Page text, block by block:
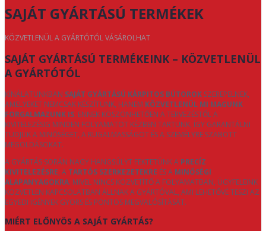
SAJÁT GYÁRTÁSÚ TERMÉKEK
KÖZVETLENÜL A GYÁRTÓTÓL VÁSÁROLHAT
SAJÁT GYÁRTÁSÚ TERMÉKEINK – KÖZVETLENÜL
A GYÁRTÓTÓL
KÍNÁLATUNKBAN SAJÁT GYÁRTÁSÚ KÁRPITOS BÚTOROK SZEREPELNEK,
AMELYEKET NEMCSAK KÉSZÍTÜNK, HANEM KÖZVETLENÜL MI MAGUNK
FORGALMAZUNK IS. ENNEK KÖSZÖNHETŐEN A TERVEZÉSTŐL A
KIVITELEZÉSIG MINDEN FOLYAMATOT KÉZBEN TARTUNK, ÍGY GARANTÁLNI
TUDJUK A MINŐSÉGET, A RUGALMASSÁGOT ÉS A SZEMÉLYRE SZABOTT
MEGOLDÁSOKAT.
A GYÁRTÁS SORÁN NAGY HANGSÚLYT FEKTETÜNK A PRECÍZ
KIVITELEZÉSRE, A TARTÓS SZERKEZETEKRE ÉS A MINŐSÉGI
ALAPANYAGOKRA. MIVEL NINCS KÖZVETÍTŐ A FOLYAMATBAN, ÜGYFELEINK
KÖZVETLEN KAPCSOLATBAN ÁLLNAK A GYÁRTÓVAL, AMI LEHETŐVÉ TESZI AZ
EGYEDI IGÉNYEK GYORS ÉS PONTOS MEGVALÓSÍTÁSÁT.
MIÉRT ELŐNYÖS A SAJÁT GYÁRTÁS?